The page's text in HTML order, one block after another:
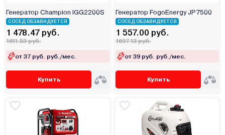
Генератор Champion IGG2200S
СОСЕД ОБЗАВИДУЕТСЯ
1 478.47 руб.
1611.53 руб.
от 37 руб. руб./мес.
Купить
Генератор FogoEnergy JP7500
СОСЕД ОБЗАВИДУЕТСЯ
1 557.00 руб.
1697.13 руб.
от 39 руб. руб./мес.
Купить